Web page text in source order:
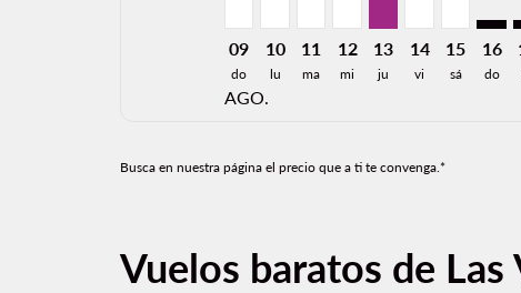
09
do
AGO.
10
lu
11
ma
12
mi
13
ju
14
vi
15
sá
16
do
Busca en nuestra página el precio que a ti te convenga.*
Vuelos baratos de Las